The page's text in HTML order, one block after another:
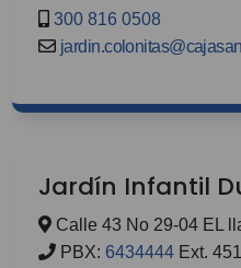
300 816 0508
Jardín Infantil
Calle 43 No 29-04 EL
PBX: 6434444 Ext.